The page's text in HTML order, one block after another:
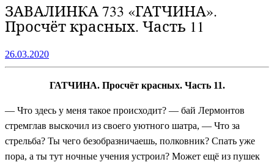
ЗАВАЛИНКА 733 «ГАТЧИНА».
Просчёт красных. Часть 11
26.03.2020
ГАТЧИНА. Просчёт красных. Часть 11.
— Что здесь у меня такое происходит? — бай Лермонтов
стремглав выскочил из своего уютного шатра, — Что за
стрельба? Ты чего безобразничаешь, полковник? Спать уже
пора, а ты тут ночные учения устроил? Может ещё из пушек